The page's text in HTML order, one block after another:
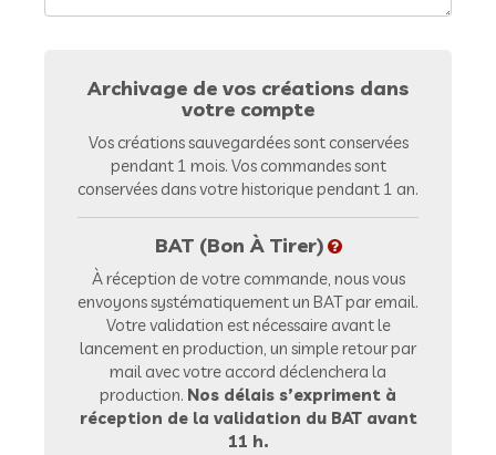
Archivage de vos créations dans
votre compte
Vos créations sauvegardées sont conservées
pendant 1 mois. Vos commandes sont
conservées dans votre historique pendant 1 an.
BAT (Bon À Tirer)
À réception de votre commande, nous vous
envoyons systématiquement un BAT par email.
Votre validation est nécessaire avant le
lancement en production, un simple retour par
mail avec votre accord déclenchera la
production. Nos délais s’expriment à
réception de la validation du BAT avant
11 h.